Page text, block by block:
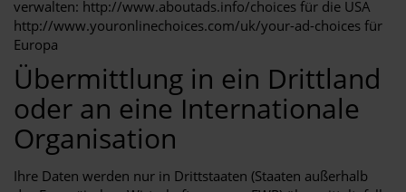
verwalten: http://www.aboutads.info/choices für die USA
http://www.youronlinechoices.com/uk/your-ad-choices für
Europa
Übermittlung in ein Drittland
oder an eine Internationale
Organisation
Ihre Daten werden nur in Drittstaaten (Staaten außerhalb